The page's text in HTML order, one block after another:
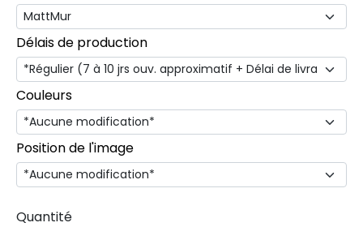
Délais de production
Couleurs
Position de l'image
Quantité